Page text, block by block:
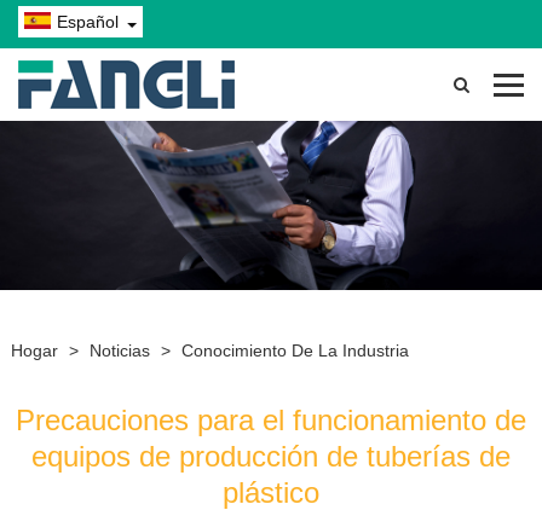
Español
Hogar > Noticias > Conocimiento De La Industria
Precauciones para el funcionamiento de
equipos de producción de tuberías de
plástico